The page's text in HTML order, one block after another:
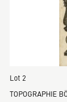
Lot 2
TOPOGRAPHIE